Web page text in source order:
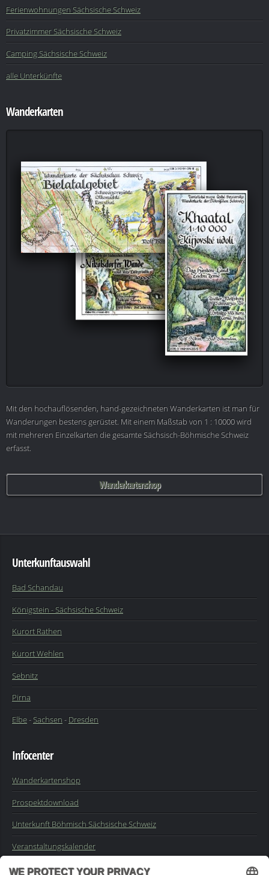
Ferienwohnungen Sächsische Schweiz
Privatzimmer Sächsische Schweiz
Camping Sächsische Schweiz
alle Unterkünfte
Wanderkarten
Mit den hochauflösenden, hand-gezeichneten Wanderkarten ist man für
Wanderungen bestens gerüstet. Mit einem Maßstab von 1 : 10000 wird
mit mehreren Einzelkarten die gesamte Sächsisch-Böhmische Schweiz
erfasst.
Wanderkartenshop
Unterkunftauswahl
Bad Schandau
Königstein - Sächsische Schweiz
Kurort Rathen
Kurort Wehlen
Sebnitz
Pirna
Elbe-Sachsen - Dresden
Infocenter
Wanderkartenshop
Prospektdownload
Unterkunft Böhmisch Sächsische Schweiz
Veranstaltungskalender